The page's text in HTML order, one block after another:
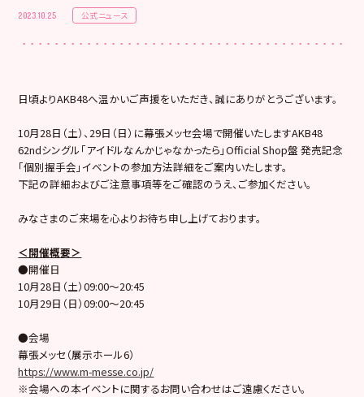
2023.10.25 公式ニュース
日頃よりAKB48へ温かいご声援をいただき、誠にありがとうございます。
10月28日（土）、29日（日）に幕張メッセ会場で開催いたしますAKB48
62ndシングル「アイドルなんかじゃなかったら」Official Shop盤 発売記念
「個別握手会」イベントの参加方法詳細をご案内いたします。
下記の詳細およびご注意事項等をご確認のうえ、ご参加ください。
みなさまのご来場を心よりお待ち申し上げております。
＜開催概要＞
●開催日
10月28日（土）09:00〜20:45
10月29日（日）09:00〜20:45
●会場
幕張メッセ（展示ホール6）
https://www.m-messe.co.jp/
※会場への本イベントに関するお問い合わせはご遠慮ください。